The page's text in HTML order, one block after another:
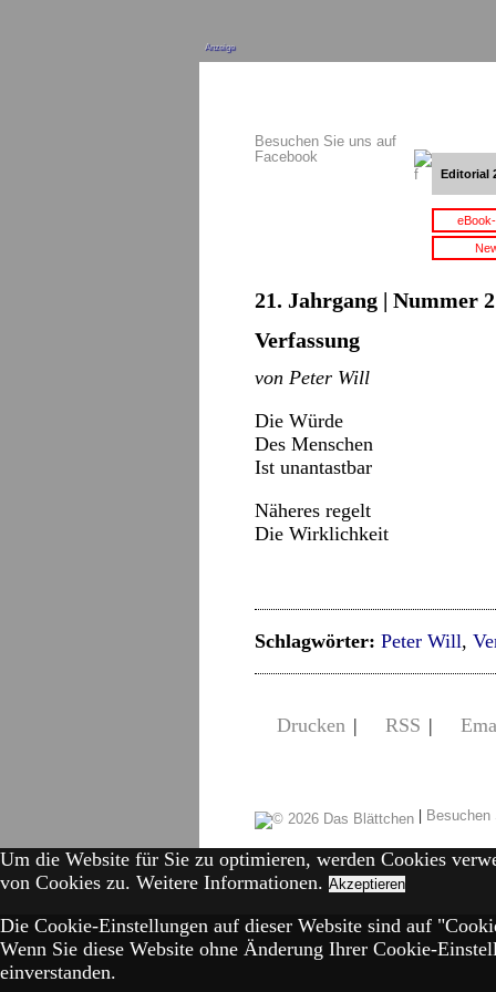
Anzeige
Besuchen Sie uns auf
Facebook
Editorial
21. Jahrgang | Nummer
Verfassung
von Peter Will
Die Würde
Des Menschen
Ist unantastbar
Näheres regelt
Die Wirklichkeit
Schlagwörter: Peter Will,
Drucken | RSS |
|
Um die Website für Sie zu optimieren, werden Cookies
von Cookies zu. Weitere Informationen. Akzeptieren
Die Cookie-Einstellungen auf dieser Website sind auf
Wenn Sie diese Website ohne Änderung Ihrer Cookie-
einverstanden.